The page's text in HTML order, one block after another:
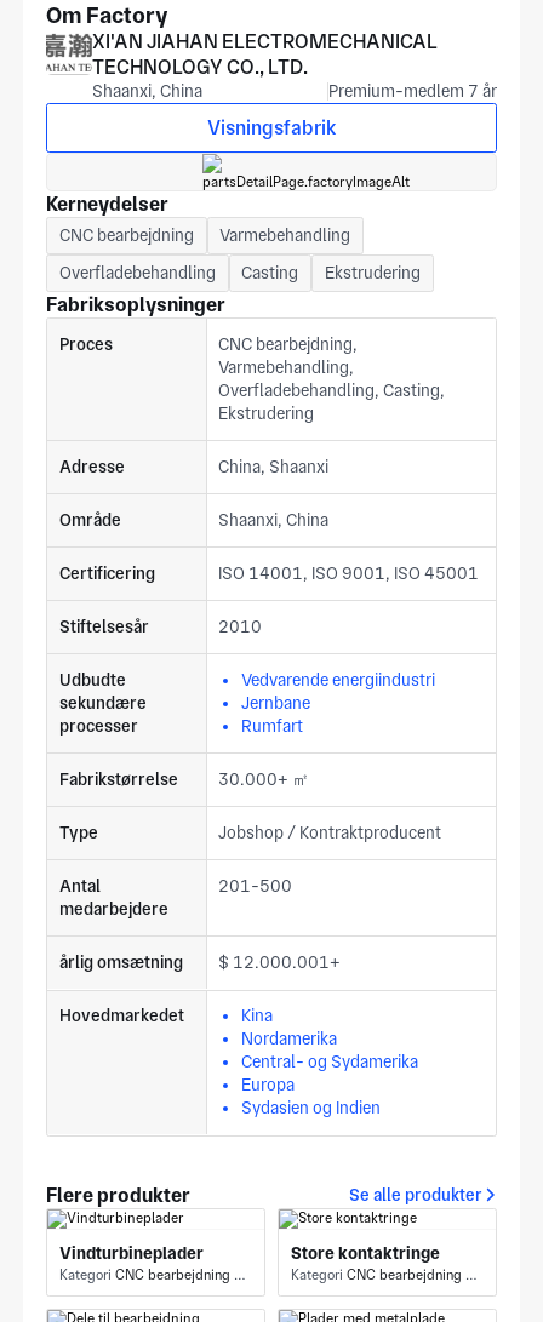
Om Factory
XI'AN JIAHAN ELECTROMECHANICAL
TECHNOLOGY CO., LTD.
Shaanxi, China Premium-medlem 7 år
Visningsfabrik
Kerneydelser
CNC bearbejdning
Varmebehandling
Overfladebehandling
Casting Ekstrudering
Fabriksoplysninger
Proces
CNC bearbejdning,
Varmebehandling,
Overfladebehandling, Casting,
Ekstrudering
Adresse China, Shaanxi
Område Shaanxi, China
Certificering ISO 14001, ISO 9001, ISO 45001
Stiftelsesår 2010
Udbudte
sekundære
processer
Vedvarende energiindustri
Jernbane
Rumfart
Fabrikstørrelse 30.000+ ㎡
Type Jobshop / Kontraktproducent
Antal
medarbejdere
201-500
årlig omsætning $ 12.000.001+
Hovedmarkedet
Kina
Nordamerika
Central- og Sydamerika
Europa
Sydasien og Indien
Flere produkter Se alle produkter
Vindturbineplader
Kategori CNC bearbejdning - Gantry fræsning
Store kontaktringe
Kategori CNC bearbejdning - CNC fræsning og fræsning